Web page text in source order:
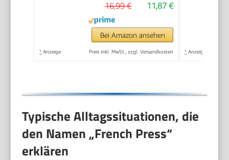
Große Karaffe-
1000ml / 1 litre /
34Oz - Schwarz
11,87 €
16,99 €
Bei Amazon ansehen
* Anzeige Preis inkl. MwSt., zzgl. Versandkosten * Anzeige
Typische Alltagssituationen, die
den Namen „French Press“
erklären